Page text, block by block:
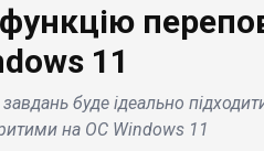
11
буде ідеально
на ОС Windows 11
що пропонує